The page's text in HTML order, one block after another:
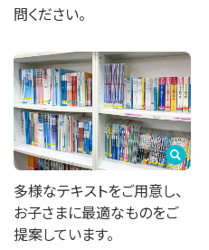
問ください。
多様なテキストをご用意し、
お子さまに最適なものをご
提案しています。